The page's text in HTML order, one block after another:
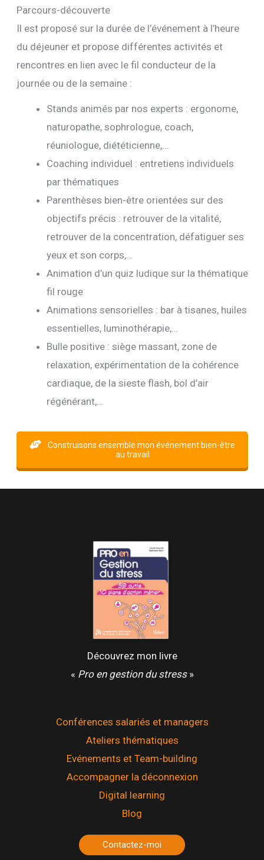
Parcours-découverte
Il est proposé sur la durée de l’événement à l’heure
du déjeuner et propose différentes activités et
rencontres en lien avec le fil conducteur de la
journée ou de la semaine :
Stands animés par nos experts : ergonome,
naturopathe, sophrologue, coach,
réuniologue, diététicienne,…
Coaching individuel : entretiens individuels
par thématiques
Parenthèses bien-être orientées sur des
objectifs précis : retrouver de la vitalité,
retrouver de la concentration, défatiguer ses
yeux et son corps,…
Animation d’un quiz ludique sur la thématique
fil rouge
Animations sensorielles : bar à tisanes, huiles
essentielles, luminothérapie,…
Bulle positive : siège massant, zone de
relaxation, expérimentation de la cohérence
cardiaque, de la sieste flash, bol d’air
régénérant,…
Construisons ensemble mon événement bien-être
au travail
Découvrez mon livre
« Pro en gestion du stress»
Conférences salariés et managers
Ateliers thématiques
Evénements et Team-building
Accompagner la déconnexion
Digital learning
Blog
Contactez-moi